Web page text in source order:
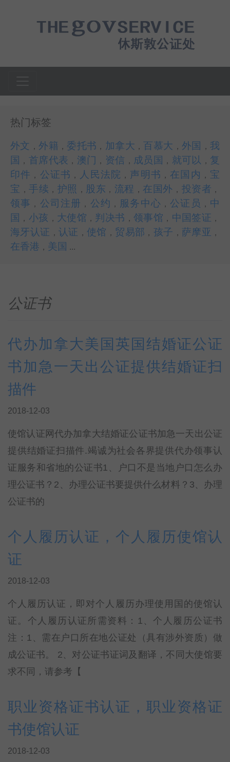
热门标签
外文 ，外籍 ，委托书 ， 加拿大 ， 百慕大 ， 外国 ，我
国
， 首席代表 ， 澳门 ， 资信 ， 成员国 ， 就可以 ， 复
印件 ， 公证书 ， 人民法院 ， 声明书 ， 在国内 ， 宝
宝 ，手续 ， 护照 ， 股东 ， 流程 ， 在国外 ， 投资者 ，
领事 ， 公司注册 ， 公约 ， 服务中心 ， 公证员 ， 中
国
， 小孩 ， 大使馆 ， 判决书 ，领事馆 ， 中国签证 ，
海牙认证 ， 认证 ，使馆 ， 贸易部 ， 孩子 ， 萨摩亚 ，
在香港 ， 美国 ...
公证书
代办加拿大美国英国结婚证公证
书加急一天出公证提供结婚证扫
描件
2018-12-03
使馆认证网代办加拿大结婚证公证书加急一天出公证
提供结婚证扫描件.竭诚为社会各界提供代办领事认
证服务和省地的公证书1、户口不是当地户口怎么办
理公证书？2、办理公证书要提供什么材料？3、办理
公证书的
个人履历认证，个人履历使馆认
证
2018-12-03
个人履历认证，即对个人履历办理使用国的使馆认
证。个人履历认证所需资料：1、个人履历公证书
注：1、需在户口所在地公证处（具有涉外资质）做
成公证书。 2、对公证书证词及翻译，不同大使馆要
求不同，请参考【
职业资格证书认证，职业资格证
书使馆认证
2018-12-03